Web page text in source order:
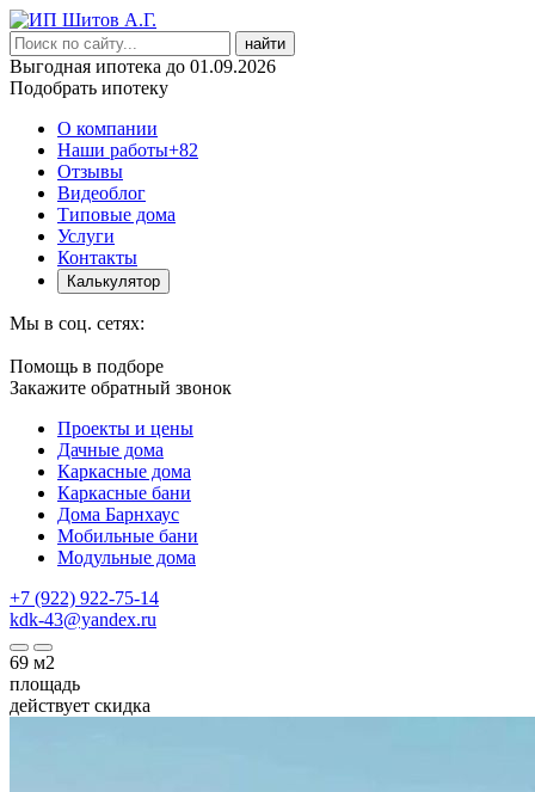
найти
Выгодная ипотека до 01.09.2026
Подобрать ипотеку
О компании
Наши работы+82
Отзывы
Видеоблог
Типовые дома
Услуги
Контакты
Калькулятор
Мы в соц. сетях:
Помощь в подборе
Закажите обратный звонок
Проекты и цены
Дачные дома
Каркасные дома
Каркасные бани
Дома Барнхаус
Мобильные бани
Модульные дома
+7 (922) 922-75-14
kdk-43@yandex.ru
69 м2
площадь
действует скидка